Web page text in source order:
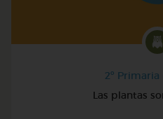
2º Primaria
Las plantas